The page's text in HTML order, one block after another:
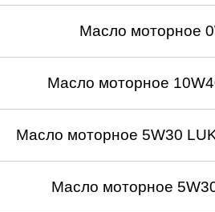
Масло моторное
Масло моторное
Масло моторное 5W30
Масло моторное